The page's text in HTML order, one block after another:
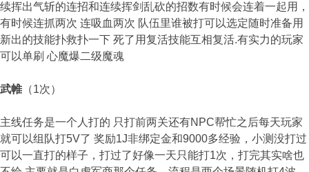
续挥出气斩的连招和连续挥剑乱砍的招数有时候会连着一起用，
有时候连抓两次 连吸血两次 队伍里谁被打可以选定随时准备用
新出的技能扑救扑一下 死了用复活技能互相复活.有实力的玩家
可以单刷 心魔爆二级魔魂
武帷 （1次）
主线任务是一个人打的 只打前两关还有NPC帮忙之后每天玩家
就可以组队打5V了 奖励1J非绑定金和9000多经验，小测没打过
可以一直打的样子，打过了好像一天只能打1次，打完其实啥也